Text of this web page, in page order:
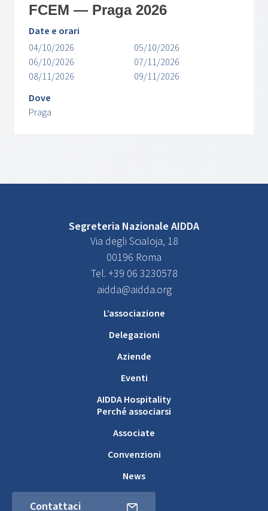
FCEM — Praga 2026
Date e orari
04/10/2026
05/10/2026
06/10/2026
07/11/2026
08/11/2026
09/11/2026
Dove
Praga
Segreteria Nazionale AIDDA
Via degli Scialoja, 18
00196 Roma
Tel. +39 06 3230578
aidda@aidda.org
L’associazione
Delegazioni
Aziende
Eventi
AIDDA Hospitality
Perché associarsi
Associate
Convenzioni
News
Contattaci